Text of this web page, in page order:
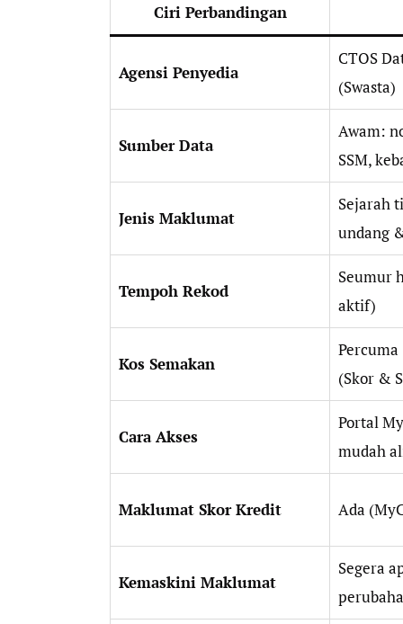
Ciri Perbandingan
Agensi Penyedia
CTOS
(Swasta)
Sumber Data
Awam:
SSM,
Jenis Maklumat
Sejarah
undang
Tempoh Rekod
Seumur
aktif)
Kos Semakan
Percuma
(Skor &
Cara Akses
Portal
mudah
Maklumat Skor Kredit Ada
Kemaskini Maklumat
Segera